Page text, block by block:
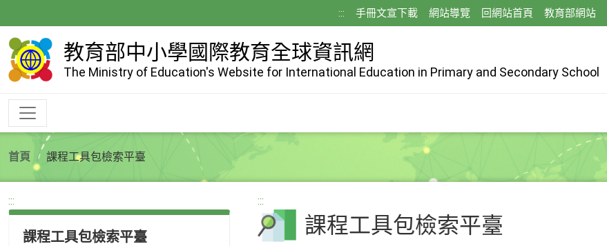
到
主
內
::: 手冊文宣下載 網站導覽 回網站首頁 教育部網站
教育部中小學國際教育全球資訊網
The Ministry of Education's Website for International Education in Primary and Secondary School
首頁 課程工具包檢索平臺
:::
課程工具包檢索平臺
:::
課程工具包檢索平臺